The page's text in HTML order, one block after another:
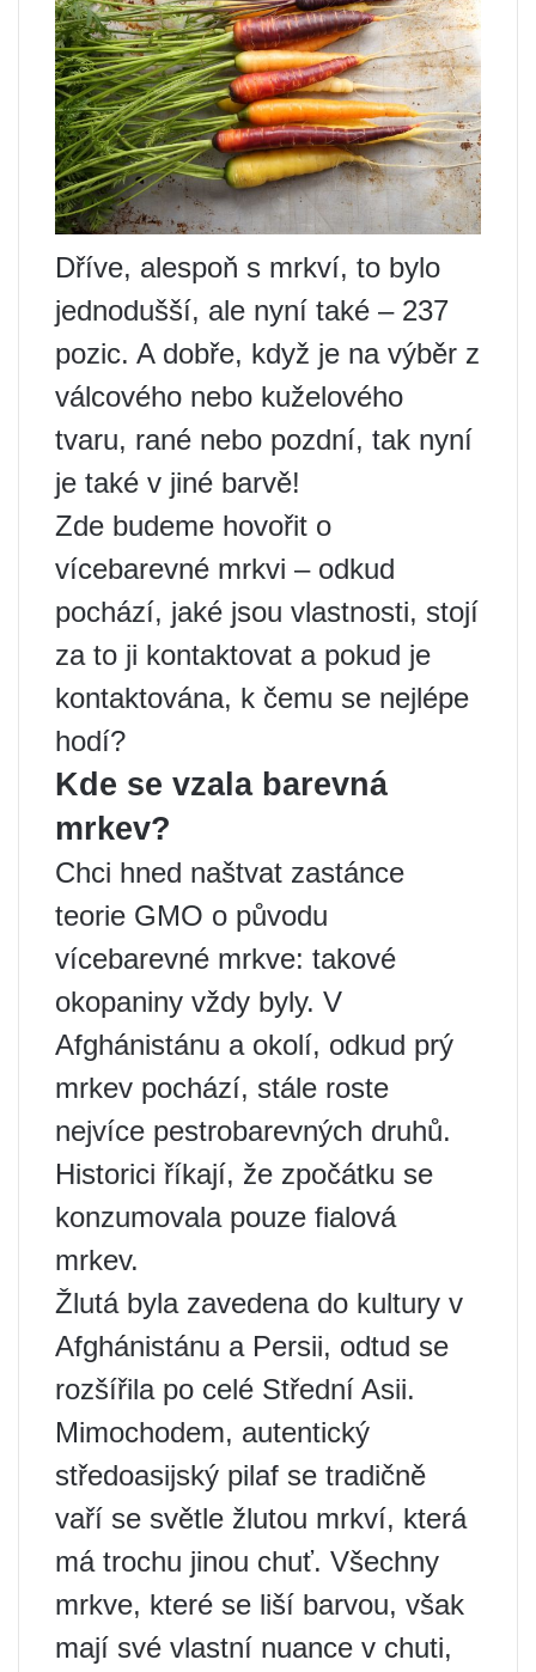
Dříve, alespoň s mrkví, to bylo
jednodušší, ale nyní také – 237
pozic. A dobře, když je na výběr z
válcového nebo kuželového
tvaru, rané nebo pozdní, tak nyní
je také v jiné barvě!
Zde budeme hovořit o
vícebarevné mrkvi – odkud
pochází, jaké jsou vlastnosti, stojí
za to ji kontaktovat a pokud je
kontaktována, k čemu se nejlépe
hodí?
Kde se vzala barevná
mrkev?
Chci hned naštvat zastánce
teorie GMO o původu
vícebarevné mrkve: takové
okopaniny vždy byly. V
Afghánistánu a okolí, odkud prý
mrkev pochází, stále roste
nejvíce pestrobarevných druhů.
Historici říkají, že zpočátku se
konzumovala pouze fialová
mrkev.
Žlutá byla zavedena do kultury v
Afghánistánu a Persii, odtud se
rozšířila po celé Střední Asii.
Mimochodem, autentický
středoasijský pilaf se tradičně
vaří se světle žlutou mrkví, která
má trochu jinou chuť. Všechny
mrkve, které se liší barvou, však
mají své vlastní nuance v chuti,